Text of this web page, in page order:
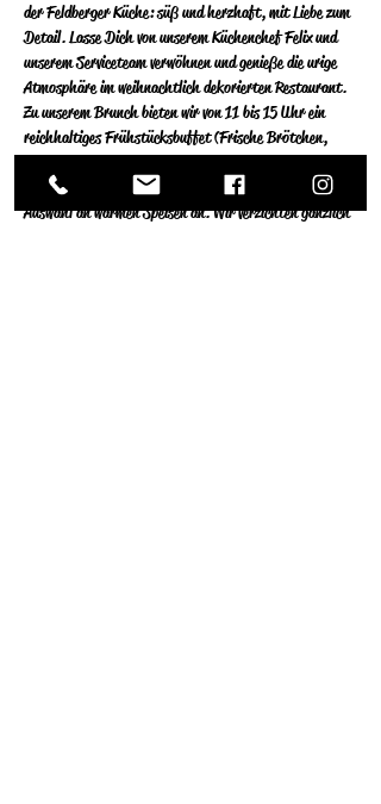
der Feldberger Küche: süß und herzhaft, mit Liebe zum
Detail. Lasse Dich von unserem Küchenchef Felix und
unserem Serviceteam verwöhnen und genieße die urige
Atmosphäre im weihnachtlich dekorierten Restaurant.
Zu unserem Brunch bieten wir von 11 bis 15 Uhr ein
reichhaltiges Frühstücksbuffet (Frische Brötchen,
Käse- und Wurstauswahl, verschiedene Eierspeisen),
sowie diverse Vorspeisen, Antipasti und eine bunte
Auswahl an warmen Speisen an.  Wir verzichten gänzlich